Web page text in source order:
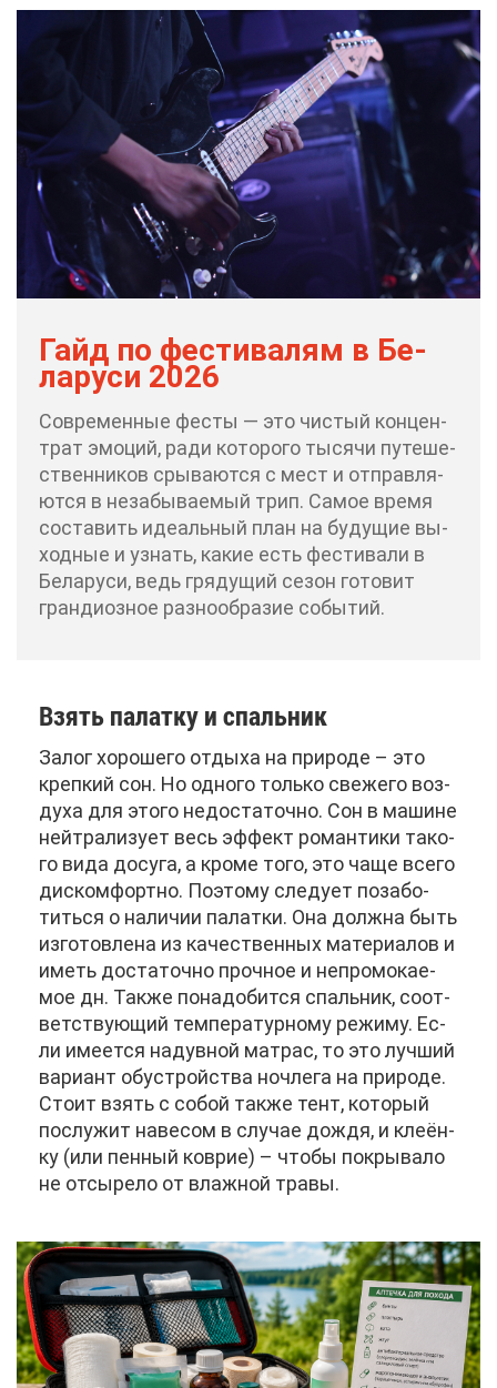
Гайд по фе­сти­ва­лям в Бе­
ла­ру­си 2026
Со­вре­мен­ные фе­сты — это чи­стый кон­цен­
трат эмо­ций, ра­ди ко­то­ро­го ты­ся­чи пу­те­ше­
ствен­ни­ков сры­ва­ют­ся с мест и от­прав­ля­
ют­ся в неза­бы­ва­е­мый трип. Са­мое вре­мя
со­ста­вить иде­аль­ный план на бу­ду­щие вы­
ход­ные и узнать, ка­кие есть фе­сти­ва­ли в
Бе­ла­ру­си, ведь гря­ду­щий се­зон го­то­вит
гран­ди­оз­ное раз­но­об­ра­зие со­бы­тий.
Взять па­лат­ку и спаль­ник
За­лог хо­ро­ше­го от­ды­ха на при­ро­де – это
креп­кий сон. Но од­но­го толь­ко све­же­го воз­
ду­ха для это­го недо­ста­точ­но. Сон в ма­шине
ней­тра­ли­зу­ет весь эф­фект ро­ман­ти­ки та­ко­
го ви­да до­су­га, а кро­ме то­го, это ча­ще все­го
дис­ком­форт­но. По­это­му сле­ду­ет по­за­бо­
тить­ся о на­ли­чии па­лат­ки. Она долж­на быть
из­го­тов­ле­на из ка­че­ствен­ных ма­те­ри­а­лов и
иметь до­ста­точ­но проч­ное и непро­мо­ка­е­
мое дн. Та­к­же по­на­до­бит­ся спаль­ник, со­от­
вет­ству­ю­щий тем­пе­ра­тур­но­му ре­жи­му. Ес­
ли име­ет­ся на­дув­ной мат­рас, то это луч­ший
ва­ри­ант обу­строй­ства ноч­ле­га на при­ро­де.
Сто­ит взять с со­бой та­к­же тент, ко­то­рый
по­слу­жит на­ве­сом в слу­чае до­ждя, и кле­ён­
ку (или пен­ный ков­рие) – что­бы по­кры­ва­ло
не от­сы­ре­ло от влаж­ной тра­вы.